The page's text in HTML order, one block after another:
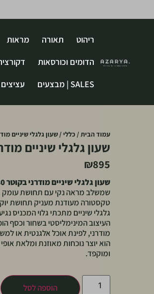
ריהוט תאורה מראות
הדומים וכורסאות
SALES | מבצעים
עציצים
עמוד הבית/כללי/ שעון גלגלי שיניים מודרני
שעון גלגלי שיניים מודרני
₪895
שעון גלגלי שיניים מודרני בקוטר 80 ס״מ
שמשלב מראה נקי עם תחושת עומק
טקסטורה מעודנת מעניק תחושת
גלגלי שיניים מתכתי גלוי המכניס
העיצוב המינימליסטי בשחור וכסף
מודרני, לפינת אוכל אלגנטית או
הוא יוצר נוכחות מאוזנת ומלאת
ומוקפד.
הוספה לסל